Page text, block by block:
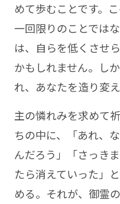
めて歩むことです。
一回限りのことでは
は、自らを低くさせ
かもしれません。し
れ、あなたを造り変
主の憐れみを求めて
ちの中に、「あれ、
んだろう」「さっき
たら消えていった」
める。それが、御霊